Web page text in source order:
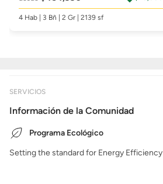
4 Hab | 3 Bñ | 2 Gr | 2139 sf
SERVICIOS
Información de la Comunidad
Programa Ecológico
Setting the standard for Energy Efficiency